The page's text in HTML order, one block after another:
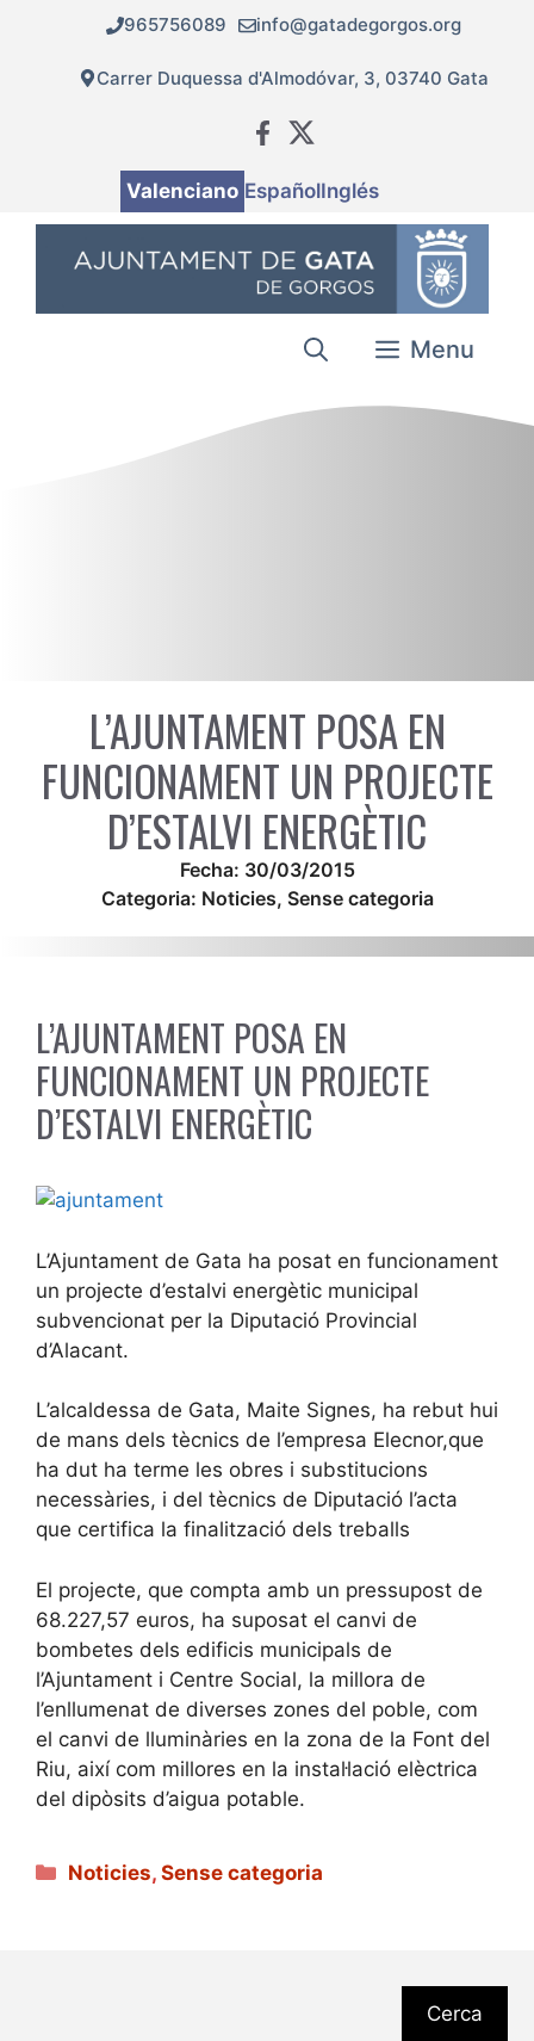
contingut
965756089 info@gatadegorgos.org
Carrer Duquessa d'Almodóvar, 3, 03740 Gata
Valenciano EspañolInglés
Menu
L’AJUNTAMENT POSA EN
FUNCIONAMENT UN PROJECTE
D’ESTALVI ENERGÈTIC
Fecha: 30/03/2015
Categoria: Noticies, Sense categoria
L’AJUNTAMENT POSA EN
FUNCIONAMENT UN PROJECTE
D’ESTALVI ENERGÈTIC
L’Ajuntament de Gata ha posat en funcionament
un projecte d’estalvi energètic municipal
subvencionat per la Diputació Provincial
d’Alacant.
L’alcaldessa de Gata, Maite Signes, ha rebut hui
de mans dels tècnics de l’empresa Elecnor,que
ha dut ha terme les obres i substitucions
necessàries, i del tècnics de Diputació l’acta
que certifica la finalització dels treballs
El projecte, que compta amb un pressupost de
68.227,57 euros, ha suposat el canvi de
bombetes dels edificis municipals de
l’Ajuntament i Centre Social, la millora de
l’enllumenat de diverses zones del poble, com
el canvi de lluminàries en la zona de la Font del
Riu, així com millores en la instal·lació elèctrica
del dipòsits d’aigua potable.
Categories
Noticies,Sense categoria
Cerca